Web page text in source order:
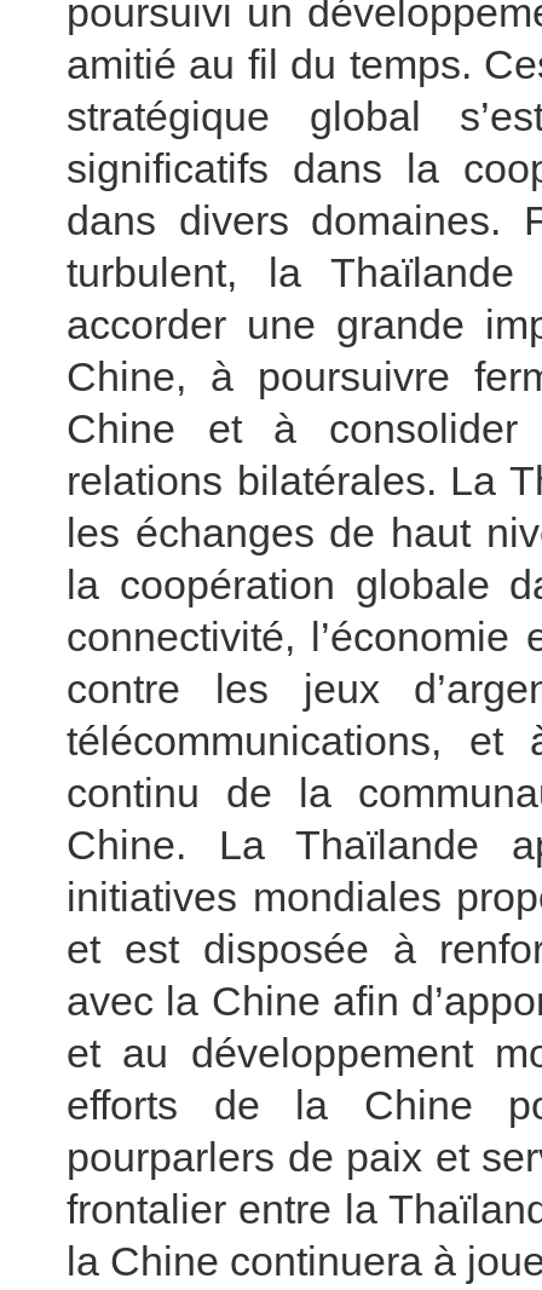
poursuivi un
amitié au fil du temps.
stratégique global
significatifs dans la
dans divers domaines.
turbulent, la Thaïlande
accorder une grande
Chine, à poursuivre
Chine et à consolider
relations bilatérales. La
les échanges de haut
la coopération globale
connectivité,
contre les jeux
télécommunications, et
continu de la
Chine. La Thaïlande
initiatives mondiales
et est disposée à
avec la Chine afin
et au développement
efforts de la Chine
pourparlers de paix et
frontalier entre la
la Chine continuera à